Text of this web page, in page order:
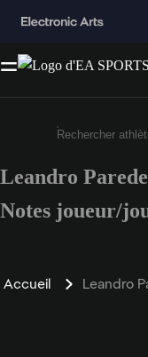
Saisissez
Leandro
Notes joueur/
Accueil Leandro